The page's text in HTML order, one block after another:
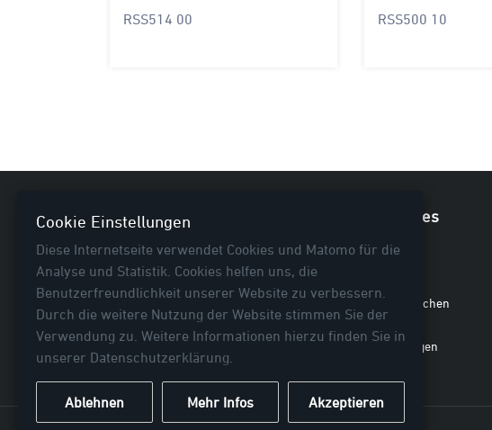
RSS514 00
RSS500 10
... mehr als Fahrradtaschen!
Nützliches
Neuheiten
Fahrradtaschen
Rubriken
Befestigungen
Cookie Einstellungen
Diese Internetseite verwendet Cookies und Matomo für die
Analyse und Statistik. Cookies helfen uns, die
Benutzerfreundlichkeit unserer Website zu verbessern.
Durch die weitere Nutzung der Website stimmen Sie der
Verwendung zu. Weitere Informationen hierzu finden Sie in
unserer Datenschutzerklärung
Ablehnen Mehr Infos Akzeptieren